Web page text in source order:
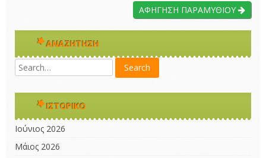
ΑΦΗΓΗΣΗ ΠΑΡΑΜΥΘΙΟΥ
ΑΝΑΖΉΤΗΣΗ
ΙΣΤΟΡΙΚΌ
Ιούνιος 2026
Μάιος 2026